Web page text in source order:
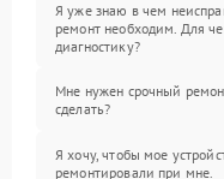
Я уже знаю в чем
ремонт необходим. Для
диагностику?
Мне нужен срочный
сделать?
Я хочу, чтобы мое
ремонтировали при мне.